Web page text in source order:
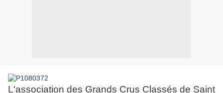
L'association des Grands Crus Classés de Saint